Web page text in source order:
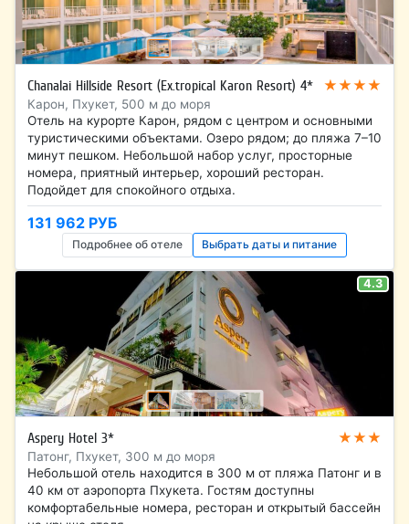
Chanalai Hillside Resort (Ex.tropical Karon Resort) 4* ★★★★
Карон, Пхукет, 500 м до моря
Отель на курорте Карон, рядом с центром и основными
туристическими объектами. Озеро рядом; до пляжа 7–10
минут пешком. Небольшой набор услуг, просторные
номера, приятный интерьер, хороший ресторан.
Подойдет для спокойного отдыха.
131 962 РУБ
Подробнее об отеле Выбрать даты и питание
4.3
Aspery Hotel 3* ★★★
Патонг, Пхукет, 300 м до моря
Небольшой отель находится в 300 м от пляжа Патонг и в
40 км от аэропорта Пхукета. Гостям доступны
комфортабельные номера, ресторан и открытый бассейн